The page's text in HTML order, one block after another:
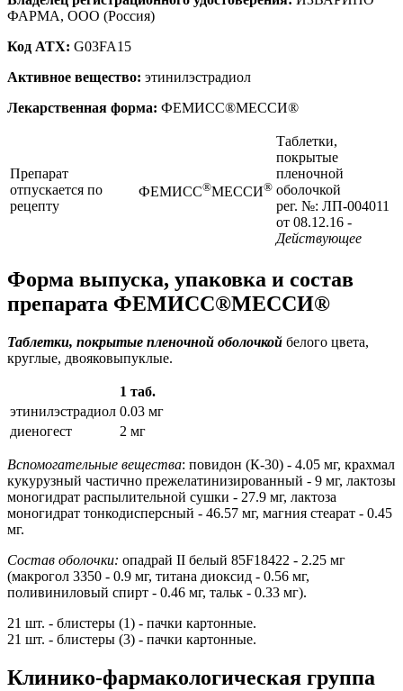
ФАРМА, ООО (Россия)
Код ATX: G03FA15
Активное вещество: этинилэстрадиол
Лекарственная форма: ФЕМИСС®МЕССИ®
Препарат
отпускается по
рецепту
ФЕМИСС®МЕССИ®
Таблетки,
покрытые
пленочной
оболочкой
рег. №: ЛП-004011
от 08.12.16 -
Действующее
Форма выпуска, упаковка и состав
препарата ФЕМИСС®МЕССИ®
Таблетки, покрытые пленочной оболочкой белого цвета,
круглые, двояковыпуклые.
1 таб.
этинилэстрадиол 0.03 мг
диеногест
2 мг
Вспомогательные вещества: повидон (К-30) - 4.05 мг, крахмал
кукурузный частично прежелатинизированный - 9 мг, лактозы
моногидрат распылительной сушки - 27.9 мг, лактоза
моногидрат тонкодисперсный - 46.57 мг, магния стеарат - 0.45
мг.
Состав оболочки: опадрай II белый 85F18422 - 2.25 мг
(макрогол 3350 - 0.9 мг, титана диоксид - 0.56 мг,
поливиниловый спирт - 0.46 мг, тальк - 0.33 мг).
21 шт. - блистеры (1) - пачки картонные.
21 шт. - блистеры (3) - пачки картонные.
Клинико-фармакологическая группа